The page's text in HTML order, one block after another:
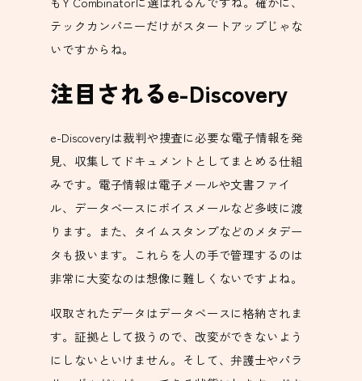
テックカンパニーだけがスタートアップじゃな
いですからね。
注目されるe-Discovery
e-Discoveryは裁判や捜査に必要な電子情報を発
見、収集してドキュメントとしてまとめる仕組
みです。電子情報は電子メールや文書ファイ
ル、データベースにボイスメールなど多岐に渡
ります。また、タイムスタンプなどのメタデー
タも扱います。これらを人の手で管理するのは
非常に大変なのは想像に難しくないですよね。
収取されたデータはデータベースに格納されま
す。証拠として扱うので、改変ができないよう
にしないといけません。そして、弁護士やパラ